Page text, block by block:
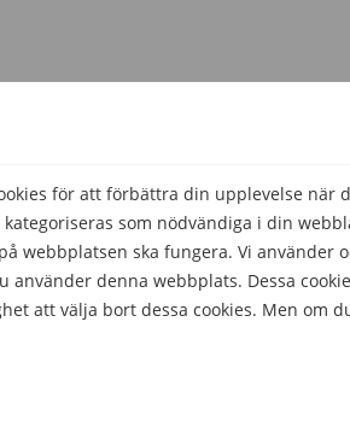
för att förbättra din upplevelse när
kategoriseras som nödvändiga i din
webbplatsen ska fungera. Vi använder
använder denna webbplats. Dessa
att välja bort dessa cookies. Men om
Hjälpte den här
Ja Nej